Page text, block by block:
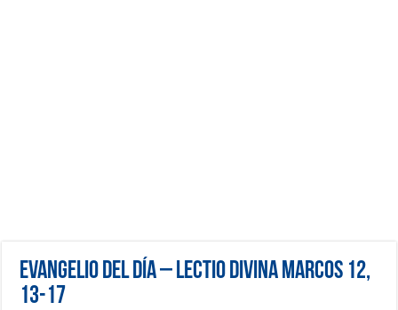
Evangelio del día – Lectio Divina Marcos 12,
13-17